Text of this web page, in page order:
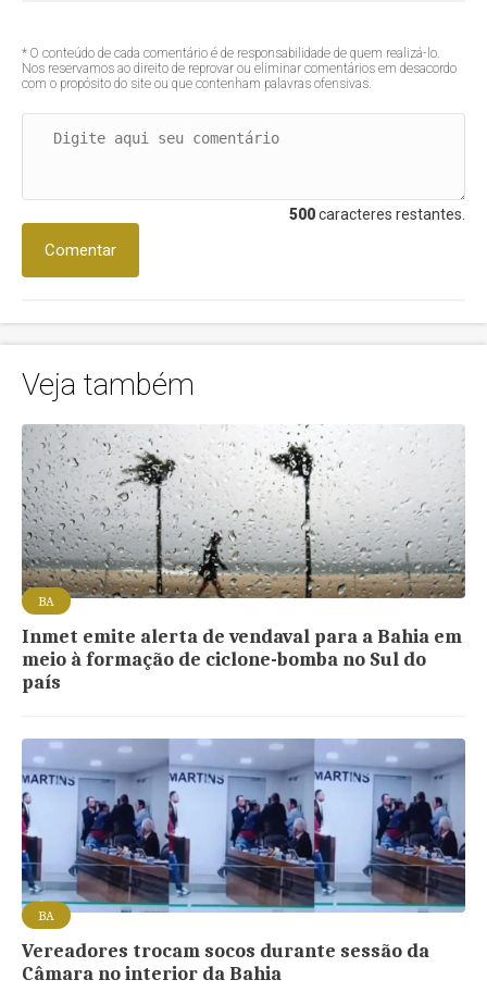
* O conteúdo de cada comentário é de responsabilidade de quem realizá-lo.
Nos reservamos ao direito de reprovar ou eliminar comentários em desacordo
com o propósito do site ou que contenham palavras ofensivas.
500caracteres restantes.
Comentar
Veja também
BA
Inmet emite alerta de vendaval para a Bahia em
meio à formação de ciclone-bomba no Sul do
país
BA
Vereadores trocam socos durante sessão da
Câmara no interior da Bahia